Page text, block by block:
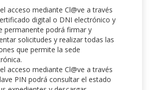
acceso mediante Cl@ve a través
digital o DNI electrónico y
permanente podrá firmar y
solicitudes y realizar todas las
que permite la sede
acceso mediante Cl@ve a través
PIN podrá consultar el estado